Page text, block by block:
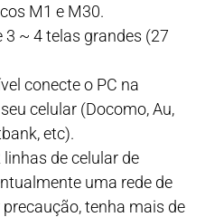
M1 e M30.
3 ~ 4 telas grandes (27
conecte o PC na
celular (Docomo, Au,
etc).
de celular de
uma rede de
tenha mais de